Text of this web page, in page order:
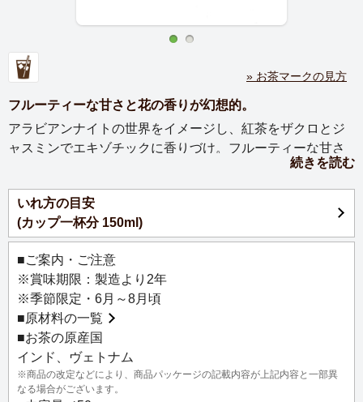
» お茶マークの見方
フルーティーな甘さと花の香りが幻想的。
アラビアンナイトの世界をイメージし、紅茶をザクロとジ
ャスミンでエキゾチックに香りづけ。フルーティーな甘さ
続きを読む
いれ方の目安
(カップ一杯分 150ml)
■ご案内・ご注意
※賞味期限：製造より2年
※季節限定・6月～8月頃
■原材料の一覧
■お茶の原産国
インド、ヴェトナム
※商品の改定などにより、商品パッケージの記載内容が上記内容と一部異
なる場合がございます。